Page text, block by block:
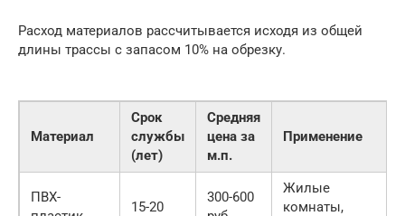
Расход материалов рассчитывается исходя из общей
длины трассы с запасом 10% на обрезку.
Материал
Срок
службы
(лет)
Средняя
цена за
м.п.
Применение
ПВХ-
15-20
300-600
Жилые
комнаты,